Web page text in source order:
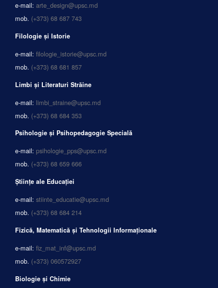
e-mail: arte_design@upsc.md
mob. (+373) 68 687 743
Filologie și Istorie
e-mail: filologie_istorie@upsc.md
mob. (+373) 68 681 857
Limbi și Literaturi Străine
e-mail: limbi_straine@upsc.md
mob. (+373) 68 684 353
Psihologie și Psihopedagogie Specială
e-mail: psihologie_pps@upsc.md
mob. (+373) 68 659 666
Științe ale Educației
e-mail: stiinte_educatie@upsc.md
mob. (+373) 68 684 214
Fizică, Matematică și Tehnologii Informaționale
e-mail: fiz_mat_inf@upsc.md
mob. (+373) 060572927
Biologie și Chimie